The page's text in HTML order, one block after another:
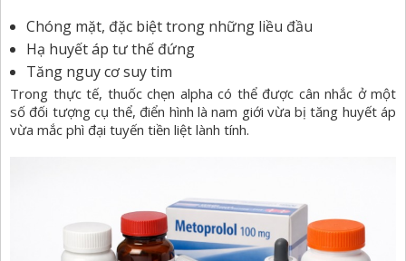
Chóng mặt, đặc biệt trong những liều đầu
Hạ huyết áp tư thế đứng
Tăng nguy cơ suy tim
Trong thực tế, thuốc chẹn alpha có thể được cân nhắc ở một
số đối tượng cụ thể, điển hình là nam giới vừa bị tăng huyết áp
vừa mắc phì đại tuyến tiền liệt lành tính.